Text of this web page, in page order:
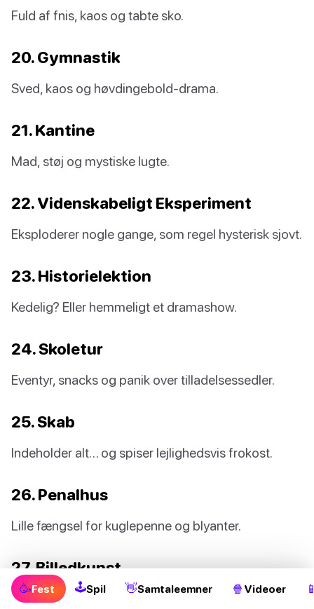
Fuld af fnis, kaos og tabte sko.
20. Gymnastik
Sved, kaos og høvdingebold-drama.
21. Kantine
Mad, støj og mystiske lugte.
22. Videnskabeligt Eksperiment
Eksploderer nogle gange, som regel hysterisk sjovt.
23. Historielektion
Kedelig? Eller hemmeligt et dramashow.
24. Skoletur
Eventyr, snacks og panik over tilladelsessedler.
25. Skab
Indeholder alt… og spiser lejlighedsvis frokost.
26. Penalhus
Lille fængsel for kuglepenne og blyanter.
27. Billedkunst
Beskidte hænder, mesterværker og malingskampe.
🥳Fest 🕹Spil 👋Samtaleemner 🍿 Videoer